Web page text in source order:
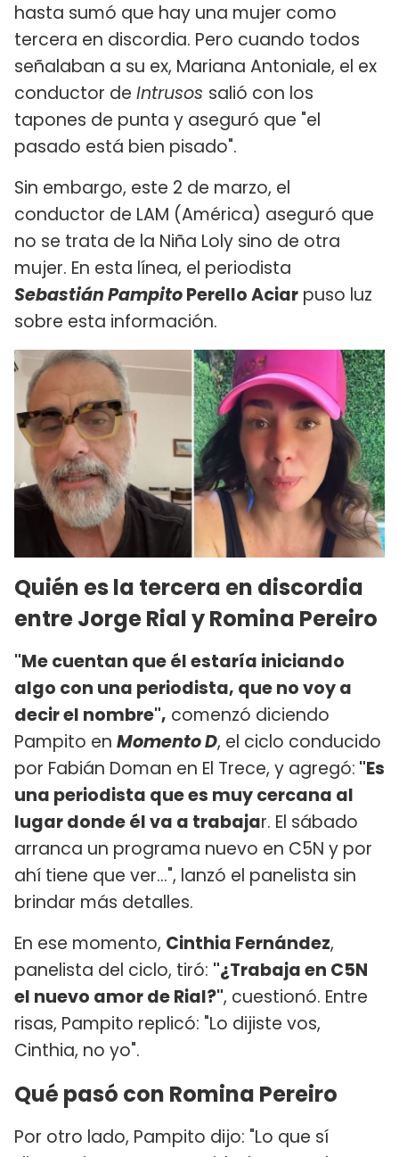
hasta sumó que hay una mujer como
tercera en discordia. Pero cuando todos
señalaban a su ex, Mariana Antoniale, el ex
conductor de Intrusos salió con los
tapones de punta y aseguró que "el
pasado está bien pisado".
Sin embargo, este 2 de marzo, el
conductor de LAM (América) aseguró que
no se trata de la Niña Loly sino de otra
mujer. En esta línea, el periodista
SebastiánPampitoPerello Aciar puso luz
sobre esta información.
Quién es la tercera en discordia
entre Jorge Rial y Romina Pereiro
"Me cuentan que él estaría iniciando
algo con una periodista, que no voy a
decir el nombre", comenzó diciendo
Pampito en Momento D, el ciclo conducido
por Fabián Doman en El Trece, y agregó: "Es
una periodista que es muy cercana al
lugar donde él va a trabajar. El sábado
arranca un programa nuevo en C5N y por
ahí tiene que ver…", lanzó el panelista sin
brindar más detalles.
En ese momento, Cinthia Fernández,
panelista del ciclo, tiró: "¿Trabaja en C5N
el nuevo amor de Rial?", cuestionó. Entre
risas, Pampito replicó: "Lo dijiste vos,
Cinthia, no yo".
Qué pasó con Romina Pereiro
Por otro lado, Pampito dijo: "Lo que sí